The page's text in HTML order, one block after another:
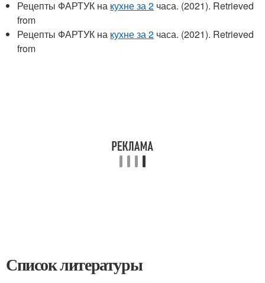
Рецепты ФАРТУК на кухне за 2 часа. (2021). Retrieved
from
Рецепты ФАРТУК на кухне за 2 часа. (2021). Retrieved
from
Список литературы